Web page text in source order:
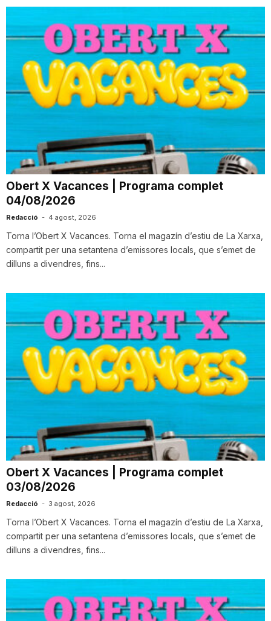
Obert X Vacances | Programa complet
04/08/2026
Redacció - 4 agost, 2026
Torna l’Obert X Vacances. Torna el magazín d’estiu de La Xarxa,
compartit per una setantena d’emissores locals, que s’emet de
dilluns a divendres, fins...
Obert X Vacances | Programa complet
03/08/2026
Redacció - 3 agost, 2026
Torna l’Obert X Vacances. Torna el magazín d’estiu de La Xarxa,
compartit per una setantena d’emissores locals, que s’emet de
dilluns a divendres, fins...